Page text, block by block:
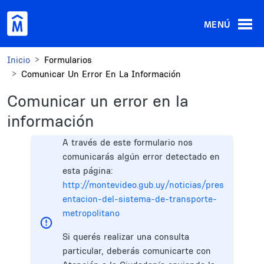
MENÚ
Inicio
Formularios
Comunicar Un Error En La Información
Comunicar un error en la
información
A través de este formulario nos
comunicarás algún error detectado en
esta página:
http://montevideo.gub.uy/noticias/pres
entacion-del-sistema-de-transporte-
metropolitano
Si querés realizar una consulta
particular, deberás comunicarte con